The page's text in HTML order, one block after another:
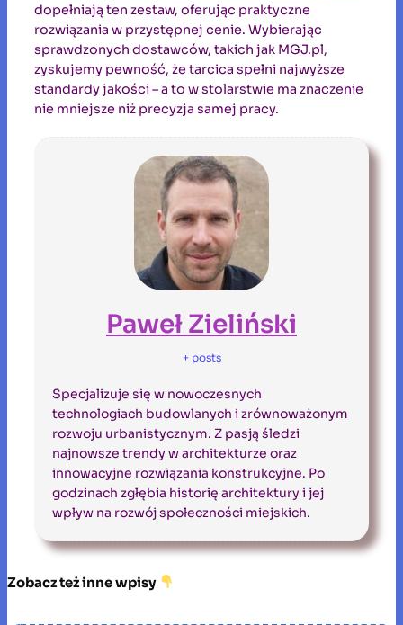
dopełniają ten zestaw, oferując praktyczne
rozwiązania w przystępnej cenie. Wybierając
sprawdzonych dostawców, takich jak MGJ.pl,
zyskujemy pewność, że tarcica spełni najwyższe
standardy jakości – a to w stolarstwie ma znaczenie
nie mniejsze niż precyzja samej pracy.
Paweł Zieliński
+ posts
Specjalizuje się w nowoczesnych
technologiach budowlanych i zrównoważonym
rozwoju urbanistycznym. Z pasją śledzi
najnowsze trendy w architekturze oraz
innowacyjne rozwiązania konstrukcyjne. Po
godzinach zgłębia historię architektury i jej
wpływ na rozwój społeczności miejskich.
Zobacz też inne wpisy